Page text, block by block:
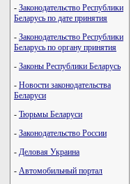
- Законодательство Республики
Беларусь по дате принятия
- Законодательство Республики
Беларусь по органу принятия
- Законы Республики Беларусь
- Новости законодательства
Беларуси
- Тюрьмы Беларуси
- Законодательство России
- Деловая Украина
- Автомобильный портал